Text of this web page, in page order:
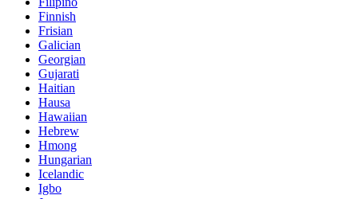
Finnish
Frisian
Galician
Georgian
Gujarati
Haitian
Hausa
Hawaiian
Hebrew
Hmong
Hungarian
Icelandic
Igbo